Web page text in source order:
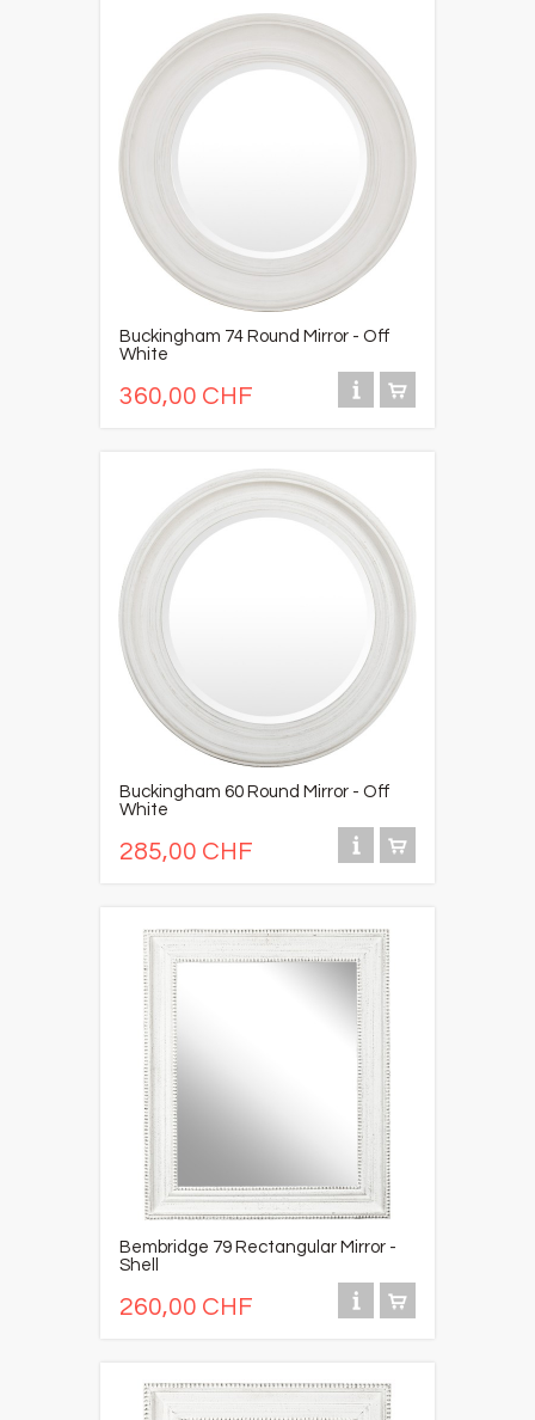
Buckingham 74 Round Mirror - Off
White
360,00 CHF
Buckingham 60 Round Mirror - Off
White
285,00 CHF
Bembridge 79 Rectangular Mirror -
Shell
260,00 CHF